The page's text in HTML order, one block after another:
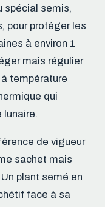
spécial semis,
pour protéger les
à environ 1
mais régulier
température
qui
lunaire.
de vigueur
sachet mais
plant semé en
face à sa